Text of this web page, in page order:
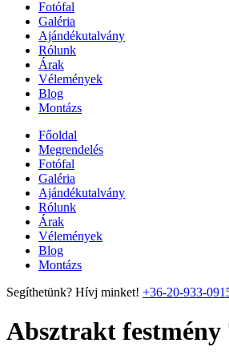
Fotófal
Galéria
Ajándékutalvány
Rólunk
Árak
Vélemények
Blog
Montázs
Főoldal
Megrendelés
Fotófal
Galéria
Ajándékutalvány
Rólunk
Árak
Vélemények
Blog
Montázs
Segíthetünk? Hívj minket! +36-20-933-
Absztrakt festmény